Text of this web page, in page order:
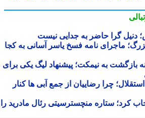
گرا حاضر به جدایی نیست
ماجرای نامه فسخ یاسر آسانی به کجا
به نیمکت؛ پیشنهاد لیگ یکی برای
چرا رضاییان از جمع آبی ها کنار
کرد؛ ستاره منچسترسیتی رئال مادرید را